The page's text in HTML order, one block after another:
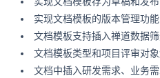
实现文档模板的版本管理功能
文档模板支持插入禅道数据
文档模板类型和项目评审对
文档中插入研发需求、业务